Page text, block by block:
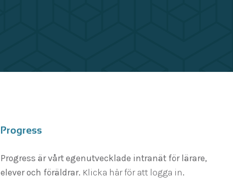
Progress
Progress är vårt egenutvecklade intranät för lärare,
elever och föräldrar. Klicka här för att logga in.